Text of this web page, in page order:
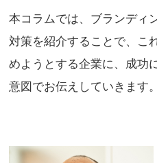
本コラムでは、ブランディ
対策を紹介することで、こ
めようとする企業に、成功
意図でお伝えしていきます。